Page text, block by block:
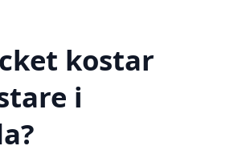
kostar
i